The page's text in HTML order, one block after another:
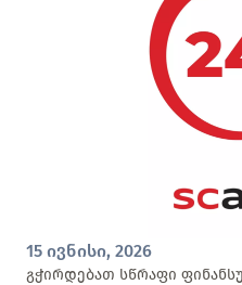
15 ივნისი, 2026
გჭირდებათ სწრაფი